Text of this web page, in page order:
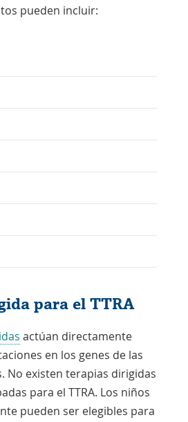
pueden incluir:
para el TTRA
actúan directamente
en los genes de las
No existen terapias dirigidas
para el TTRA. Los niños
pueden ser elegibles para